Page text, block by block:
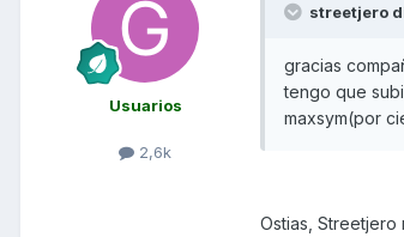
Usuarios
2,6k
streetjero
gracias
tengo que
maxsym(por
Ostias, Streetjero